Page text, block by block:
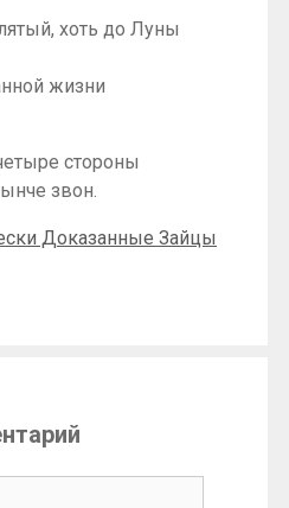
хоть до Луны
жизни
стороны
звон.
Доказанные Зайцы